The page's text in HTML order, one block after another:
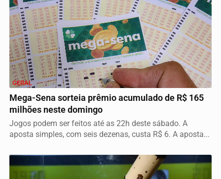
GERAL
Mega-Sena sorteia prêmio acumulado de R$ 165
milhões neste domingo
Jogos podem ser feitos até as 22h deste sábado. A
aposta simples, com seis dezenas, custa R$ 6. A aposta...